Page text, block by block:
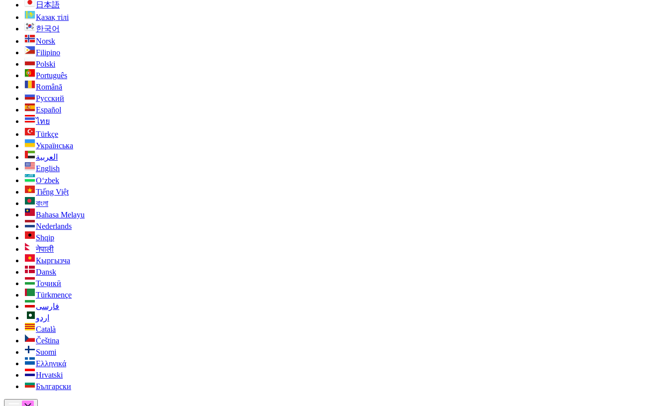
日本語
Қазақ тілі
한국어
Norsk
Filipino
Polski
Português
Română
Русский
Español
ไทย
Türkçe
Українська
العربية
English
O‘zbek
Tiếng Việt
বাংলা
Bahasa Melayu
Nederlands
Shqip
नेपाली
Кыргызча
Dansk
Тоҷикӣ
Türkmençe
فارسی
اردو
Català
Čeština
Suomi
Ελληνικά
Hrvatski
Български